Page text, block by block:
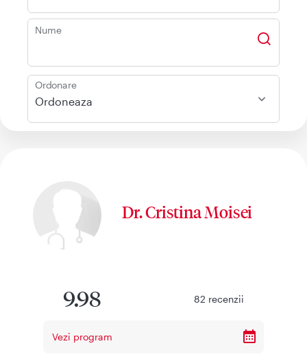
Nume
Ordonare
Ordoneaza
Dr. Cristina Moisei
9.98 82 recenzii
Vezi program